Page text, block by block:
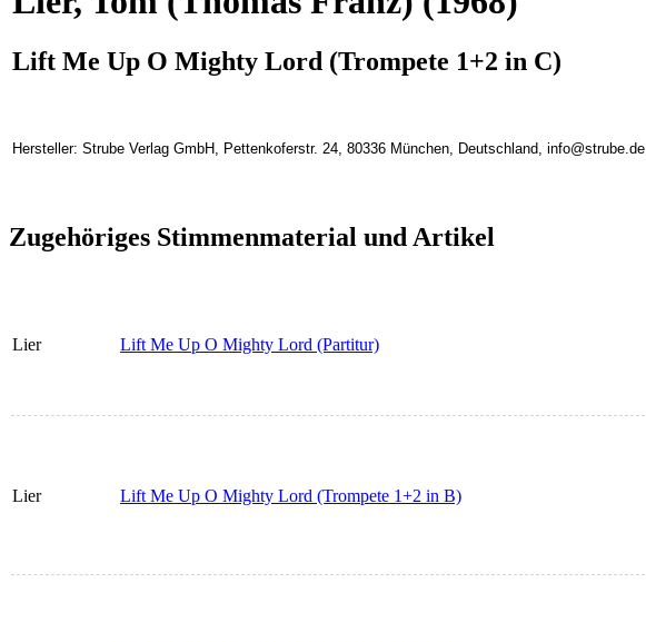
Lift Me Up O Mighty Lord (Trompete 1+2 in C)
Hersteller: Strube Verlag GmbH, Pettenkoferstr. 24, 80336 München, Deutschland, info@strube.de
Zugehöriges Stimmenmaterial und Artikel
Lier Lift Me Up O Mighty Lord (Partitur)
Lier Lift Me Up O Mighty Lord (Trompete 1+2 in B)